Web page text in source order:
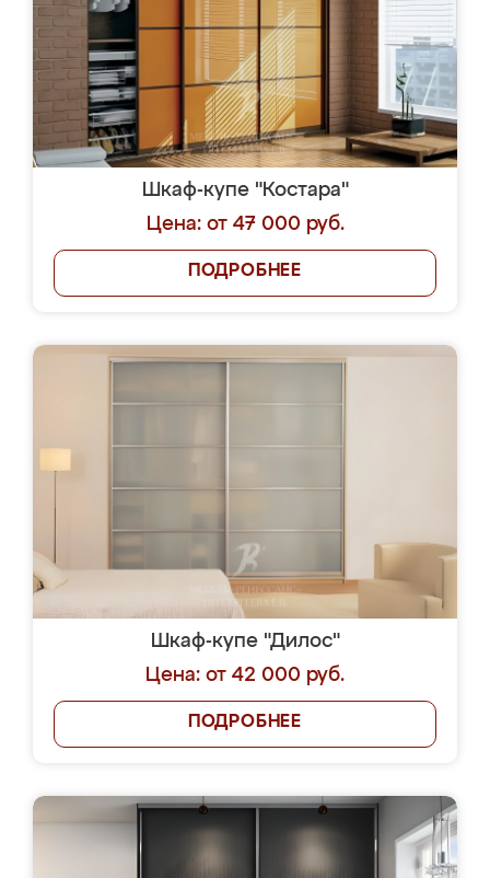
Шкаф-купе "Костара"
Цена: от 47 000 руб.
ПОДРОБНЕЕ
Шкаф-купе "Дилос"
Цена: от 42 000 руб.
ПОДРОБНЕЕ